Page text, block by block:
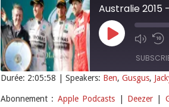
Australie 2015
Play
Episode
Apple Podcasts Deezer
SHARE
Durée: 2:05:58 | Speakers: Ben, Gusgus,
Abonnement : Apple Podcasts Deezer